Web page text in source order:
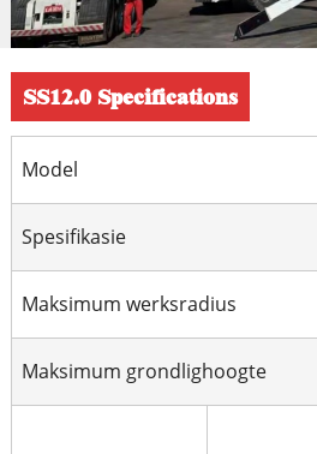
SS12.0 Specifications
Model
Spesifikasie
Maksimum werksradius
Maksimum grondlighoogte